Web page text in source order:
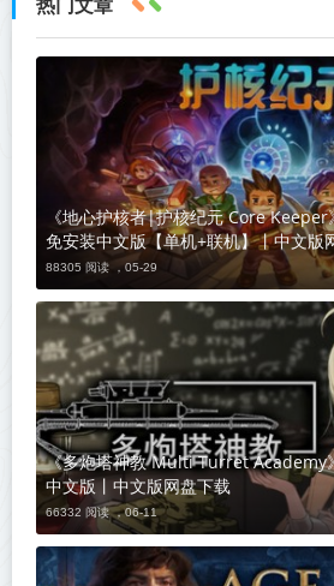
热门文章
《地心护核者|护核纪元 Core
免安装中文版【单机+联机】丨中文版
88305 阅读 ，05-29
《多炮塔神教 Multi Turret Academy
中文版丨中文版网盘下载
66332 阅读 ，06-11